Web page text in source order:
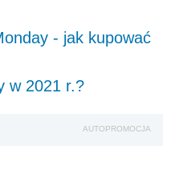
- jak kupować
w 2021 r.?
AUTOPROMOCJA